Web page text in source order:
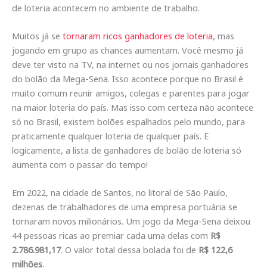
de loteria acontecem no ambiente de trabalho.
Muitos já se tornaram ricos ganhadores de loteria, mas
jogando em grupo as chances aumentam. Você mesmo já
deve ter visto na TV, na internet ou nos jornais ganhadores
do bolão da Mega-Sena. Isso acontece porque no Brasil é
muito comum reunir amigos, colegas e parentes para jogar
na maior loteria do país. Mas isso com certeza não acontece
só no Brasil, existem bolões espalhados pelo mundo, para
praticamente qualquer loteria de qualquer país. E
logicamente, a lista de ganhadores de bolão de loteria só
aumenta com o passar do tempo!
Em 2022, na cidade de Santos, no litoral de São Paulo,
dezenas de trabalhadores de uma empresa portuária se
tornaram novos milionários. Um jogo da Mega-Sena deixou
44 pessoas ricas ao premiar cada uma delas com R$
2.786.981,17. O valor total dessa bolada foi de R$ 122,6
milhões.